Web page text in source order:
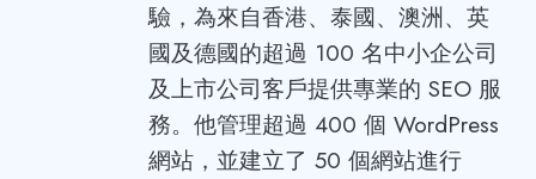
驗，為來自香港、泰國、澳洲、英
國及德國的超過 100 名中小企公司
及上市公司客戶提供專業的 SEO 服
務。他管理超過 400 個 WordPress
網站，並建立了 50 個網站進行